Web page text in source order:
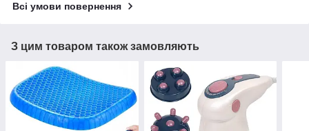
Всі умови повернення
З цим товаром також замовляють